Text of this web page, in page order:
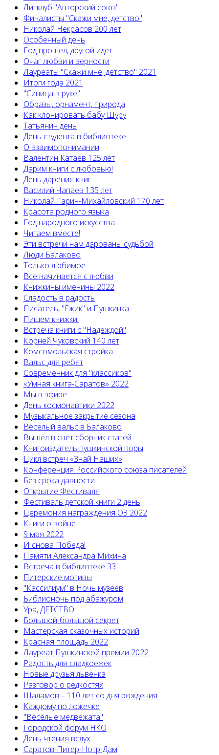
Литклуб "Авторский союз"
Финалисты "Скажи мне, детство"
Николай Некрасов 200 лет
Особенный день
Год прошел, другой идет
Очаг любви и верности
Лауреаты "Скажи мне, детство" 2021
Итоги года 2021
"Синица в руке"
Образы, орнамент, природа
Как клонировать бабу Шуру
Татьянин день
День студента в библиотеке
О взаимопонимании
Валентин Катаев 125 лет
Дарим книги с любовью!
День дарения книг
Василий Чапаев 135 лет
Николай Гарин-Михайловский 170 лет
Красота родного языка
Год народного искусства
Читаем вместе!
Эти встречи нам дарованы судьбой
Люди Балаково
Только любимое
Все начинается с любви
Книжкины именины 2022
Сладость в радость
Писатель, "Ёжик" и Пушкинка
Пишем книжки!
Встреча книги с "Надеждой"
Корней Чуковский 140 лет
Комсомольская стройка
Вальс для ребят
Современник для "классиков"
«Умная книга-Саратов» 2022
Мы в эфире
День космонавтики 2022
Музыкальное закрытие сезона
Веселый вальс в Балаково
Вышел в свет сборник статей
Книгоиздатель пушкинской поры
Цикл встреч «Знай Наших»
Конференция Российского союза писателей
Без срока давности
Открытие Фестиваля
Фестиваль детской книги 2 день
Церемония награждения ОЗ 2022
Книги о войне
9 мая 2022
И снова Победа!
Памяти Александра Михина
Встреча в библиотеке 33
Питерские мотивы
"Кассилиум" в Ночь музеев
Библионочь под абажуром
Ура, ДЕТСТВО!
Большой-большой секрет
Мастерская сказочных историй
Красная площадь 2022
Лауреат Пушкинской премии 2022
Радость для сладкоежек
Новые друзья львенка
Разговор о редкостях
Шаламов – 110 лет со дня рождения
Каждому по ложечке
"Весёлые медвежата"
Городской форум НКО
День чтения вслух
Саратов-Питер-Нотр-Дам